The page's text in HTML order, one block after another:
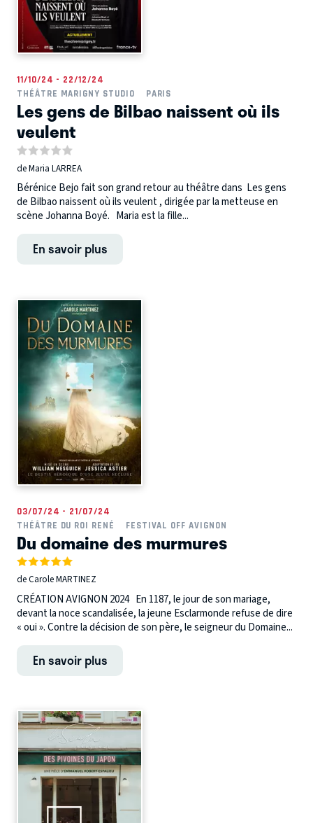
11/10/24 - 22/12/24
THÉÂTRE MARIGNY STUDIO
PARIS
Les gens de Bilbao naissent où ils
veulent
de Maria LARREA
Bérénice Bejo fait son grand retour au théâtre dans Les gens
de Bilbao naissent où ils veulent , dirigée par la metteuse en
scène Johanna Boyé. Maria est la fille...
En savoir plus
03/07/24 - 21/07/24
THÉÂTRE DU ROI RENÉ
FESTIVAL OFF AVIGNON
Du domaine des murmures
de Carole MARTINEZ
CRÉATION AVIGNON 2024 En 1187, le jour de son mariage,
devant la noce scandalisée, la jeune Esclarmonde refuse de dire
« oui ». Contre la décision de son père, le seigneur du Domaine...
En savoir plus